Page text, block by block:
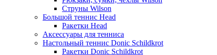
Струны Wilson
Большой теннис Head
Ракетки Head
Аксессуары для тенниса
Настольный теннис Donic Schildkrot
Ракетки Donic Schildkrot